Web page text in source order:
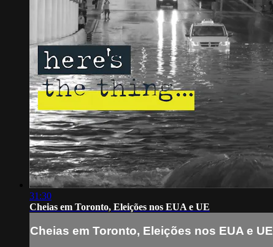
31:30
Cheias em Toronto, Eleições nos EUA e UE
Cheias em Toronto, Eleições nos EUA e UE